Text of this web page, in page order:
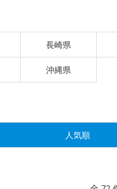
長崎県
沖縄県
人気順